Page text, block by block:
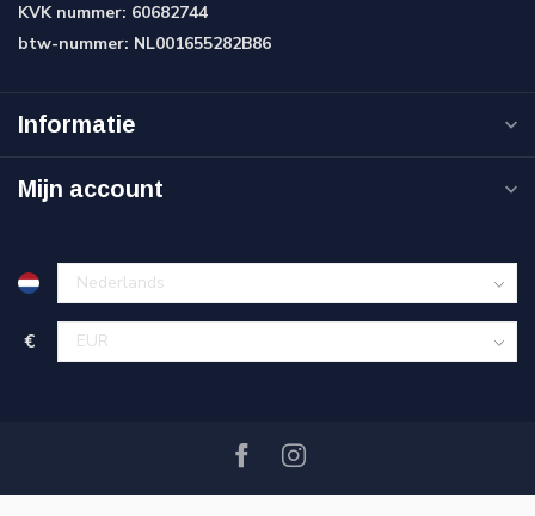
KVK nummer: 60682744
btw-nummer: NL001655282B86
Informatie
Mijn account
€